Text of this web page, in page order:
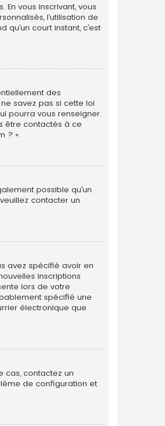
vous inscrivant, vous
l’utilisation de
qu’un court instant, c’est
des
savez pas si cette loi
pourra vous renseigner.
être contactés à ce
? ».
possible qu’un
contacter un
avez spécifié avoir en
inscriptions
lors de votre
spécifié une
électronique que
cas, contactez un
de configuration et